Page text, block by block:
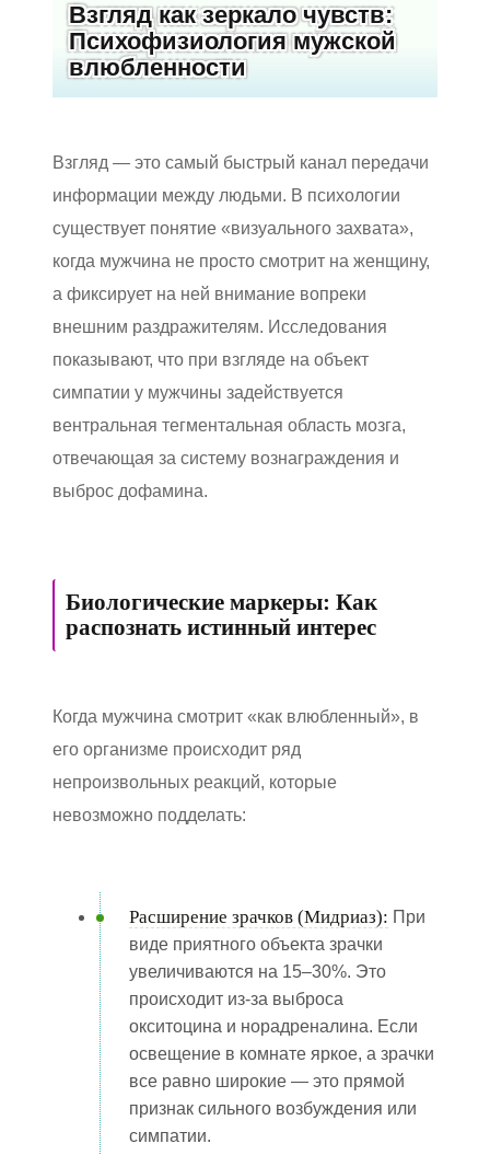
Взгляд как зеркало чувств:
Психофизиология мужской
влюбленности
Взгляд — это самый быстрый канал передачи
информации между людьми. В психологии
существует понятие «визуального захвата»,
когда мужчина не просто смотрит на женщину,
а фиксирует на ней внимание вопреки
внешним раздражителям. Исследования
показывают, что при взгляде на объект
симпатии у мужчины задействуется
вентральная тегментальная область мозга,
отвечающая за систему вознаграждения и
выброс дофамина.
Биологические маркеры: Как
распознать истинный интерес
Когда мужчина смотрит «как влюбленный», в
его организме происходит ряд
непроизвольных реакций, которые
невозможно подделать:
Расширение зрачков (Мидриаз): При
виде приятного объекта зрачки
увеличиваются на 15–30%. Это
происходит из-за выброса
окситоцина и норадреналина. Если
освещение в комнате яркое, а зрачки
все равно широкие — это прямой
признак сильного возбуждения или
симпатии.